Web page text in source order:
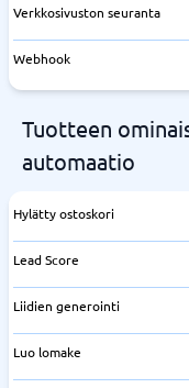
Verkkosivuston seuranta
Webhook
Tuotteen
automaatio
Hylätty ostoskori
Lead Score
Liidien generointi
Luo lomake